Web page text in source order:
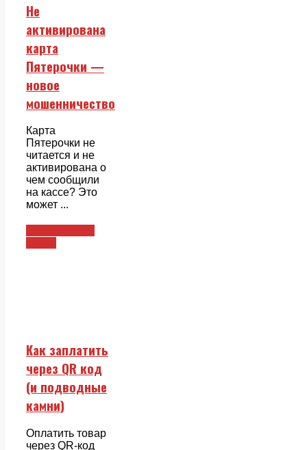
Не
активирована
карта
Пятерочки —
новое
мошенничество
Карта
Пятерочки не
читается и не
активирована о
чем сообщили
на кассе? Это
может ...
Как заплатить
через QR код
(и подводные
камни)
Оплатить товар
через QR-код